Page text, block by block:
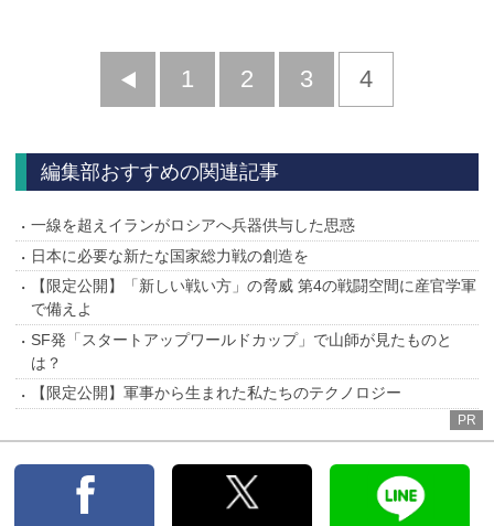
前
1 2 3 4
編集部おすすめの関連記事
一線を超えイランがロシアへ兵器供与した思惑
日本に必要な新たな国家総力戦の創造を
【限定公開】「新しい戦い方」の脅威 第4の戦闘空間に産官学軍
で備えよ
SF発「スタートアップワールドカップ」で山師が見たものと
は？
【限定公開】軍事から生まれた私たちのテクノロジー
PR